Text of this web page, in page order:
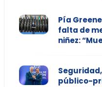
Pía
falta de
niñez:
público-